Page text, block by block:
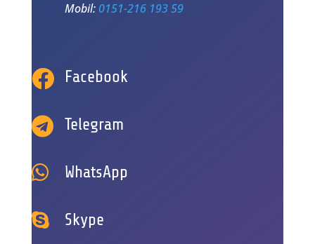
Mobil: 0151-216 193 59
 Facebook
 Telegram
 WhatsApp
 Skype